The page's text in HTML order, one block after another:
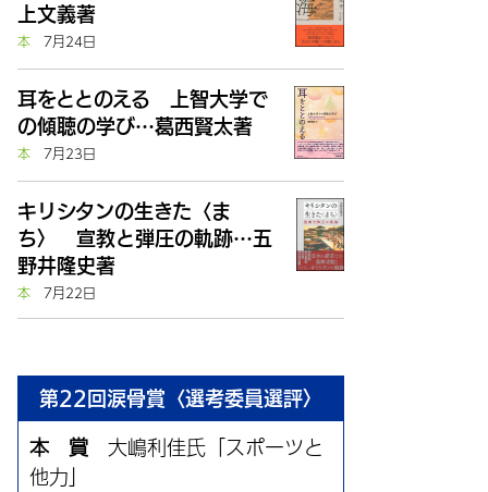
上文義著
本
7月24日
耳をととのえる 上智大学で
の傾聴の学び…葛西賢太著
本
7月23日
キリシタンの生きた〈ま
ち〉 宣教と弾圧の軌跡…五
野井隆史著
本
7月22日
第22回涙骨賞〈選考委員選評〉
本 賞
大嶋利佳氏「スポーツと
他力」